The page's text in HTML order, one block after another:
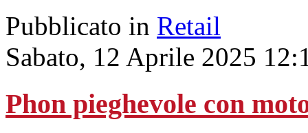
Pubblicato in Retail
Sabato, 12 Aprile 2025
Phon pieghevole con